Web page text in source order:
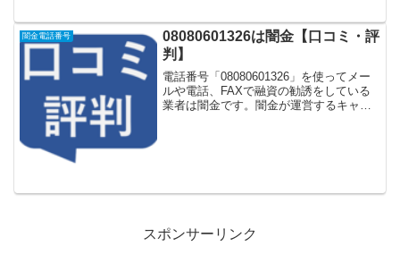
闇金電話番号
08080601326は闇金【口コミ・評
判】
電話番号「08080601326」を使ってメー
ルや電話、FAXで融資の勧誘をしている
業者は闇金です。闇金が運営するキャッ
スポンサーリンク